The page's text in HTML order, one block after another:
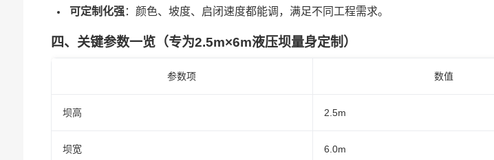
可定制化强：颜色、坡度、启闭速度都能调，满足不同工程需求。
四、关键参数一览（专为2.5m×6m液压坝量身定制）
参数项 数值
坝高 2.5m
坝宽 6.0m